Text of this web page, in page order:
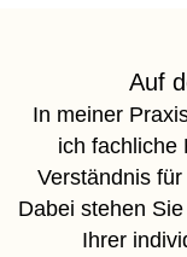
Auf
In meiner
ich fachliche
Verständnis
Dabei stehen
Ihrer